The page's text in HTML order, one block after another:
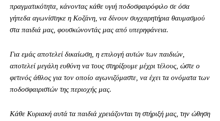
πραγματικότητα, κάνοντας κάθε υγιή ποδοσφαιρόφιλο σε όσα
γήπεδα αγωνίστηκε η Κοζάνη, να δίνουν συγχαρητήρια θαυμασμού
στα παιδιά μας, φουσκώνοντάς μας από υπερηφάνεια.
Για εμάς αποτελεί δικαίωση, η επιλογή αυτών των παιδιών,
αποτελεί μεγάλη ευθύνη να τους στηρίξουμε μέχρι τέλους, ώστε ο
φετινός άθλος για τον οποίο αγωνιζόμαστε, να έχει τα ονόματα των
ποδοσφαιριστών της περιοχής μας.
Κάθε Κυριακή αυτά τα παιδιά χρειάζονται τη στήριξή μας, την ώθηση